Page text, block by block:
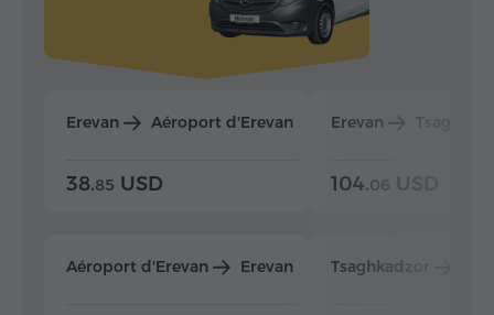
Erevan Aéroport d'Erevan
38.85 USD
Aéroport d'Erevan Erevan
Erevan
104.06 USD
Tsaghkadzor